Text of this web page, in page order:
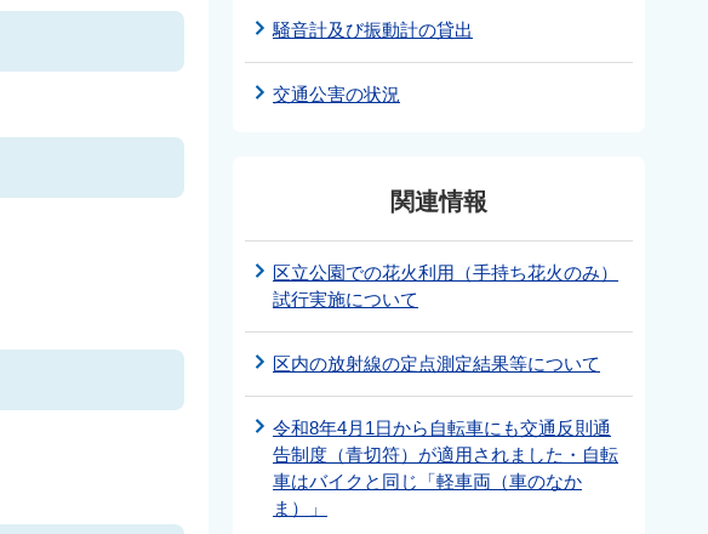
騒音計及び振動計の貸出
交通公害の状況
関連情報
区立公園での花火利用（手持ち花火のみ）
試行実施について
区内の放射線の定点測定結果等について
令和8年4月1日から自転車にも交通反則通
告制度（青切符）が適用されました・自転
車はバイクと同じ「軽車両（車のなか
ま）」